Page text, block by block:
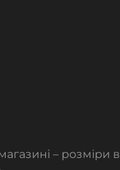
– розміри в